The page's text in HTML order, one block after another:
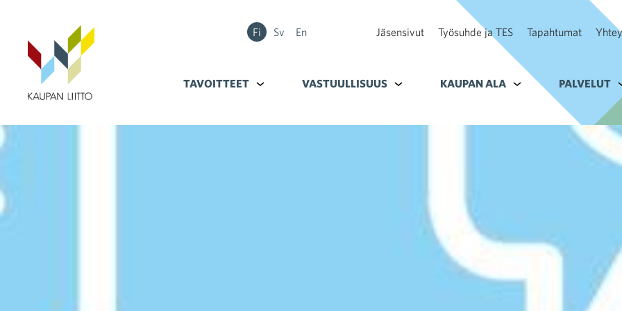
Fi Sv En Jäsensivut Työsuhde ja TES Tapahtumat
TAVOITTEET Alavalikko kohteelle Tavoitteet
VASTUULLISUUS Alavalikko kohteelle Vastuullisuus
KAUPAN ALA Alavalikko kohteelle
PALVELUT